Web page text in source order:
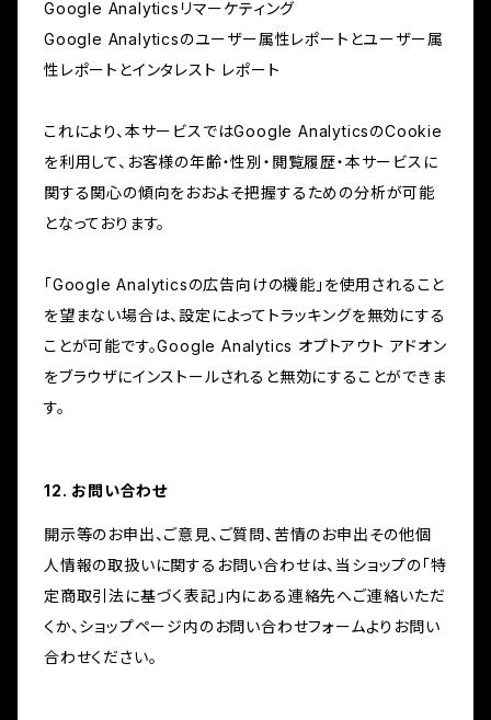
Google Analyticsリマーケティング
Google Analyticsのユーザー属性レポートとユーザー属
性レポートとインタレスト レポート
これにより、本サービスではGoogle AnalyticsのCookie
を利用して、お客様の年齢・性別・閲覧履歴・本サービスに
関する関心の傾向をおおよそ把握するための分析が可能
となっております。
「Google Analyticsの広告向けの機能」を使用されること
を望まない場合は、設定によってトラッキングを無効にする
ことが可能です。Google Analytics オプトアウト アドオン
をブラウザにインストールされると無効にすることができま
す。
12. お問い合わせ
開示等のお申出、ご意見、ご質問、苦情のお申出その他個
人情報の取扱いに関するお問い合わせは、当ショップの「特
定商取引法に基づく表記」内にある連絡先へご連絡いただ
くか、ショップページ内のお問い合わせフォームよりお問い
合わせください。